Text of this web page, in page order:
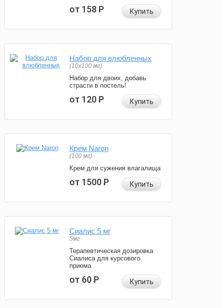
от 158Р Купить
Набор для влюбленных
(10х100 мг)
Набор для двоих, добавь
страсти в постель!
от 120Р Купить
Крем Naron
(100 мг)
Крем для сужения влагалища
от 1500Р Купить
Сиалис 5 мг
5мг
Терапевтическая дозировка
Сиалиса для курсового
приема
от 60Р Купить